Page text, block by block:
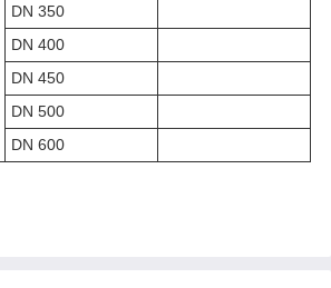
DN 350
DN 400
DN 450
DN 500
DN 600